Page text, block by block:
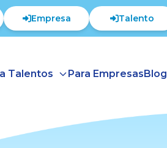
Empresa Talento
Talentos Para EmpresasBlog